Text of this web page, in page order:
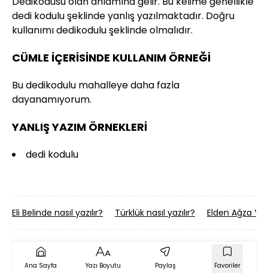
dedi kodulu şeklinde yanlış yazılmaktadır. Doğru
kullanımı dedikodulu şeklinde olmalıdır.
CÜMLE İÇERİSİNDE KULLANIM ÖRNEĞİ
Bu dedikodulu mahalleye daha fazla
dayanamıyorum.
YANLIŞ YAZIM ÖRNEKLERİ
dedi kodulu
Eli Belinde nasıl yazılır? Türklük nasıl yazılır? Elden Ağza
Ana Sayfa Yazı Boyutu Paylaş Favoriler